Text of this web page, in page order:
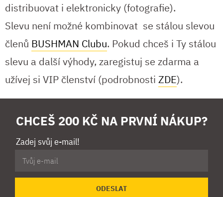
distribuovat i elektronicky (fotografie).
Slevu není možné kombinovat se stálou slevou
členů BUSHMAN Clubu. Pokud chceš i Ty stálou
slevu a další výhody, zaregistuj se zdarma a
užívej si VIP členství (podrobnosti ZDE).
CHCEŠ 200 KČ NA PRVNÍ NÁKUP?
Zadej svůj e-mail!
ODESLAT